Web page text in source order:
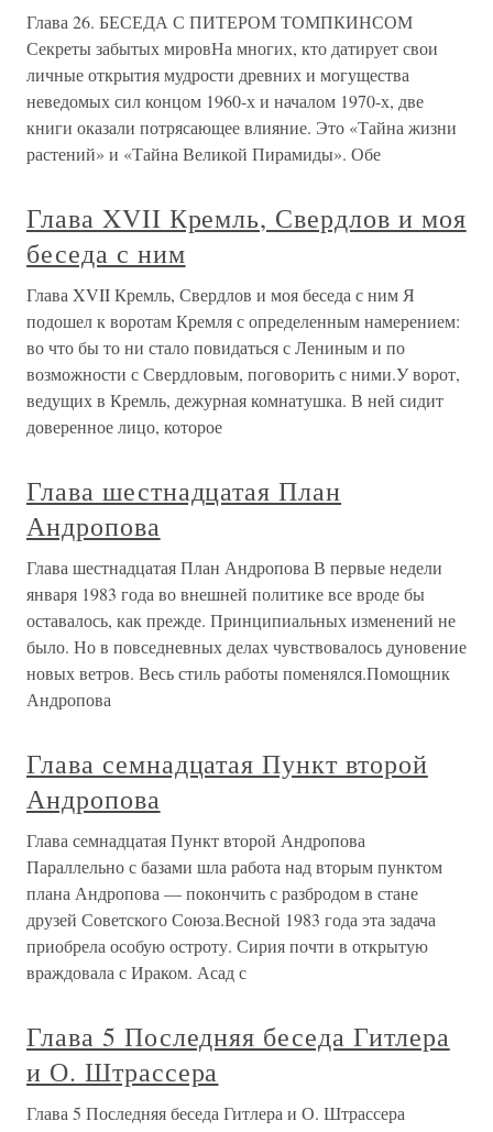
Глава 26. БЕСЕДА С ПИТЕРОМ ТОМПКИНСОМ
Секреты забытых мировНа многих, кто датирует свои
личные открытия мудрости древних и могущества
неведомых сил концом 1960-х и началом 1970-х, две
книги оказали потрясающее влияние. Это «Тайна жизни
растений» и «Тайна Великой Пирамиды». Обе
Глава XVII Кремль, Свердлов и моя
беседа с ним
Глава XVII Кремль, Свердлов и моя беседа с ним Я
подошел к воротам Кремля с определенным намерением:
во что бы то ни стало повидаться с Лениным и по
возможности с Свердловым, поговорить с ними.У ворот,
ведущих в Кремль, дежурная комнатушка. В ней сидит
доверенное лицо, которое
Глава шестнадцатая План
Андропова
Глава шестнадцатая План Андропова В первые недели
января 1983 года во внешней политике все вроде бы
оставалось, как прежде. Принципиальных изменений не
было. Но в повседневных делах чувствовалось дуновение
новых ветров. Весь стиль работы поменялся.Помощник
Андропова
Глава семнадцатая Пункт второй
Андропова
Глава семнадцатая Пункт второй Андропова
Параллельно с базами шла работа над вторым пунктом
плана Андропова — покончить с разбродом в стане
друзей Советского Союза.Весной 1983 года эта задача
приобрела особую остроту. Сирия почти в открытую
враждовала с Ираком. Асад с
Глава 5 Последняя беседа Гитлера
и О. Штрассера
Глава 5 Последняя беседа Гитлера и О. Штрассера